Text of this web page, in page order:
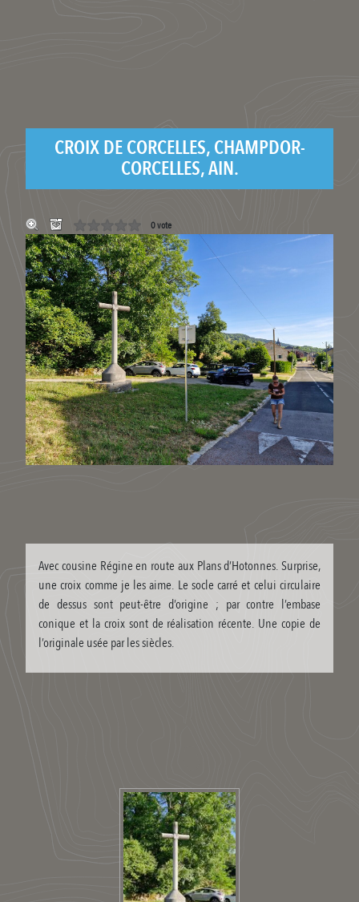
CROIX DE CORCELLES, CHAMPDOR-
CORCELLES, AIN.
0 vote
Avec cousine Régine en route aux Plans d’Hotonnes. Surprise,
une croix comme je les aime. Le socle carré et celui circulaire
de dessus sont peut-être d’origine ; par contre l’embase
conique et la croix sont de réalisation récente. Une copie de
l’originale usée par les siècles.